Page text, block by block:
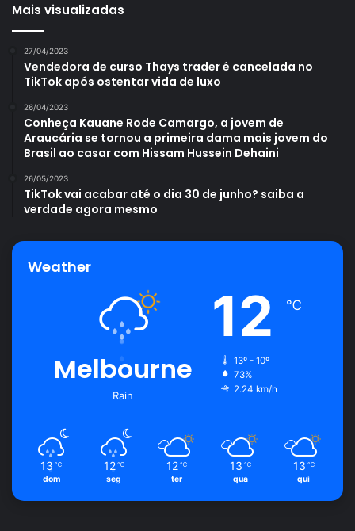
Mais visualizadas
27/04/2023
Vendedora de curso Thays trader é cancelada no
TikTok após ostentar vida de luxo
26/04/2023
Conheça Kauane Rode Camargo, a jovem de
Araucária se tornou a primeira dama mais jovem do
Brasil ao casar com Hissam Hussein Dehaini
26/05/2023
TikTok vai acabar até o dia 30 de junho? saiba a
verdade agora mesmo
Weather
Melbourne
Rain
12 ℃
13º - 10º
73%
2.24 km/h
13 ℃
dom
12 ℃
seg
12 ℃
ter
13 ℃
qua
13 ℃
qui